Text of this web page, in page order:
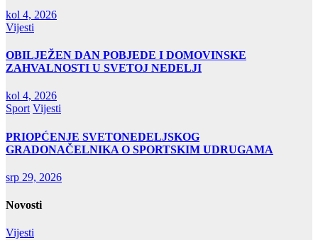
kol 4, 2026
Vijesti
OBILJEŽEN DAN POBJEDE I DOMOVINSKE
ZAHVALNOSTI U SVETOJ NEDELJI
kol 4, 2026
Sport Vijesti
PRIOPĆENJE SVETONEDELJSKOG
GRADONAČELNIKA O SPORTSKIM UDRUGAMA
srp 29, 2026
Novosti
Vijesti